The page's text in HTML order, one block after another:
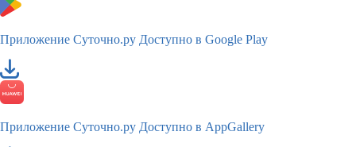
Приложение Суточно.ру Доступно в Google Play
Приложение Суточно.ру Доступно в AppGallery